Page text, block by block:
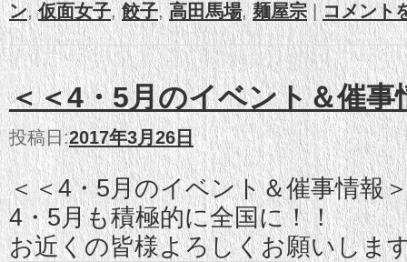
ン,仮面女子,餃子,高田馬場,麺屋宗 |コメント
＜＜4・5月のイベント＆催事
投稿日:2017年3月26日
＜＜4・5月のイベント＆催事情報
4・5月も積極的に全国に！！
お近くの皆様よろしくお願いしま